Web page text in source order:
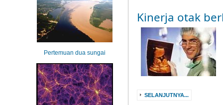
Kinerja otak
SELANJUTNYA...
Pertemuan dua sungai